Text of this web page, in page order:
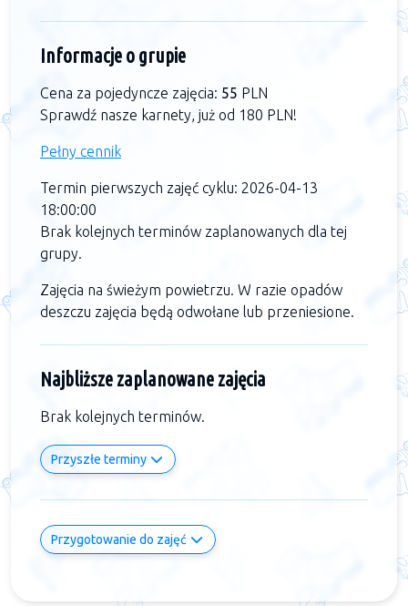
Informacje o grupie
Cena za pojedyncze zajęcia: 55 PLN
Sprawdź nasze karnety, już od 180 PLN!
Pełny cennik
Termin pierwszych zajęć cyklu: 2026-04-13
18:00:00
Brak kolejnych terminów zaplanowanych dla tej
grupy.
Zajęcia na świeżym powietrzu. W razie opadów
deszczu zajęcia będą odwołane lub przeniesione.
Najbliższe zaplanowane zajęcia
Brak kolejnych terminów.
Przyszłe terminy
Przygotowanie do zajęć